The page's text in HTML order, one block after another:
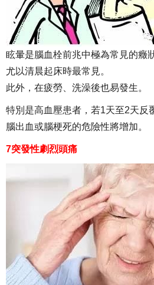
眩暈是腦血栓前兆中極為常見的癥
尤以清晨起床時最常見。
此外，在疲勞、洗澡後也易發生。
特別是高血壓患者，若1天至2天反
腦出血或腦梗死的危險性將增加。
7突發性劇烈頭痛